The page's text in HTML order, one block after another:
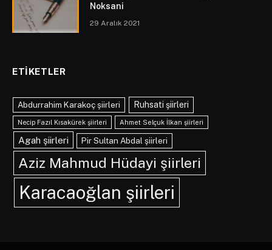
Noksani
29 Aralık 2021
ETIKETLER
Abdurrahim Karakoç şiirleri Ruhsati şiirleri
Necip Fazıl Kısakürek şiirleri Ahmet Selçuk İlkan şiirleri
Agah şiirleri Pir Sultan Abdal şiirleri
Aziz Mahmud Hüdayi şiirleri
Karacaoğlan şiirleri